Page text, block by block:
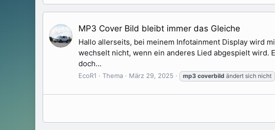
MP3 Cover Bild bleibt immer das Gleiche
Hallo allerseits, bei meinem Infotainment Display wird
wechselt nicht, wenn ein anderes Lied abgespielt wird.
doch...
EcoR1 Thema März 29, 2025 mp3 coverbild ändert sich nicht